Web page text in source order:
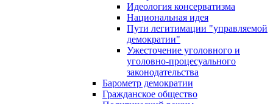
Идеология консерватизма
Национальная идея
Пути легитимации "управляемой
демократии"
Ужесточение уголовного и
уголовно-процесуального
законодательства
Барометр демократии
Гражданское общество